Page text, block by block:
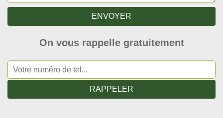
On vous rappelle gratuitement